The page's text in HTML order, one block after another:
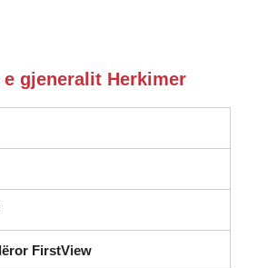
gjeneralit Herkimer
FirstView